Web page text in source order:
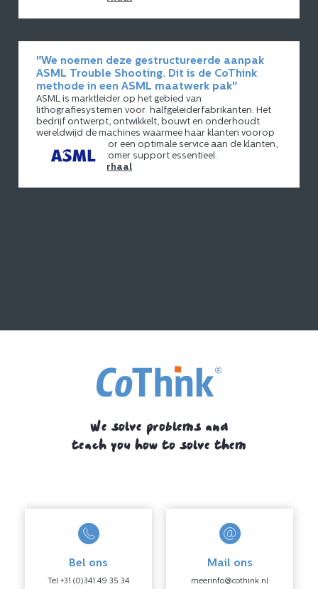
"We noemen deze gestructureerde aanpak
ASML Trouble Shooting. Dit is de CoThink
methode in een ASML maatwerk pak"
ASML is marktleider op het gebied van
lithografiesystemen voor halfgeleiderfabrikanten. Het
bedrijf ontwerpt, ontwikkelt, bouwt en onderhoudt
wereldwijd de machines waarmee haar klanten voorop
blijven lopen. Voor een optimale service aan de klanten,
is effectieve customer support essentieel.
Lees het hele verhaal
We solve problems and
teach you how to solve them
Bel ons
Tel +31 (0)341 49 35 34
Mail ons
meerinfo@cothink.nl